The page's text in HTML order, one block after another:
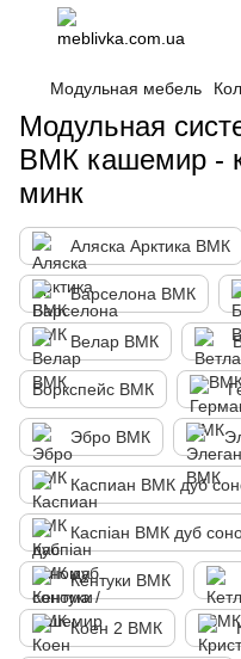
Модульная мебель
Модульная
ВМК кашемир -
минк
Аляска Арктика ВМК
Барселона ВМК
Велар ВМК
Воркспейс ВМК
Эбро ВМК
Каспиан ВМК дуб
Каспіан ВМК дуб
Кентуки ВМК
Коен 2 ВМК